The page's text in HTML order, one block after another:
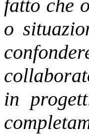
fatto che
o
in